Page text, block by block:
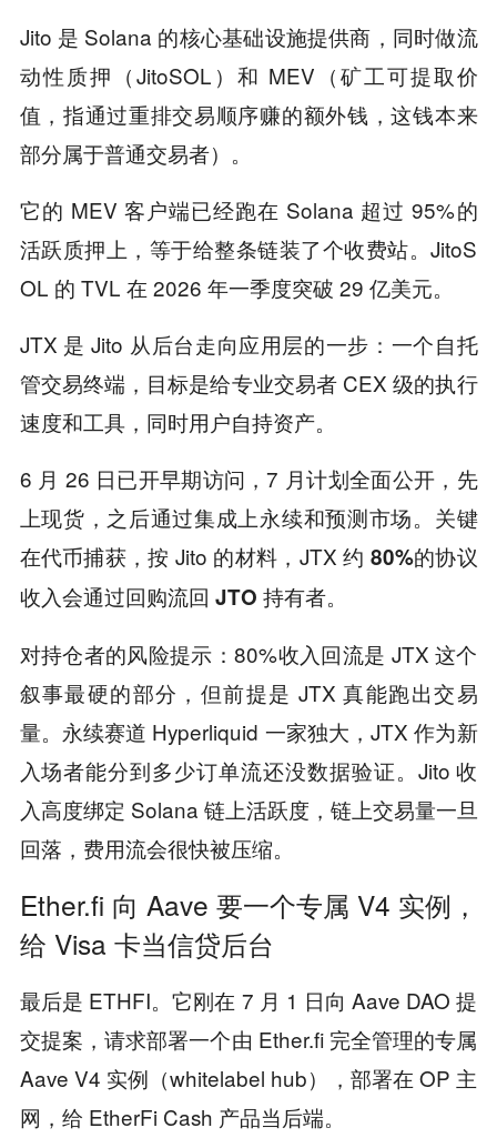
Jito 是 Solana 的核心基础设施提供商，同时做流
动性质押（JitoSOL）和 MEV（矿工可提取价
值，指通过重排交易顺序赚的额外钱，这钱本来
部分属于普通交易者）。
它的 MEV 客户端已经跑在 Solana 超过 95%的
活跃质押上，等于给整条链装了个收费站。JitoS
OL 的 TVL 在 2026 年一季度突破 29 亿美元。
JTX 是 Jito 从后台走向应用层的一步：一个自托
管交易终端，目标是给专业交易者 CEX 级的执行
速度和工具，同时用户自持资产。
6 月 26 日已开早期访问，7 月计划全面公开，先
上现货，之后通过集成上永续和预测市场。关键
在代币捕获，按 Jito 的材料，JTX 约 80%的协议
收入会通过回购流回 JTO 持有者。
对持仓者的风险提示：80%收入回流是 JTX 这个
叙事最硬的部分，但前提是 JTX 真能跑出交易
量。永续赛道 Hyperliquid 一家独大，JTX 作为新
入场者能分到多少订单流还没数据验证。Jito 收
入高度绑定 Solana 链上活跃度，链上交易量一旦
回落，费用流会很快被压缩。
Ether.fi 向 Aave 要一个专属 V4 实例，
给 Visa 卡当信贷后台
最后是 ETHFI。它刚在 7 月 1 日向 Aave DAO 提
交提案，请求部署一个由 Ether.fi 完全管理的专属
Aave V4 实例（whitelabel hub），部署在 OP 主
网，给 EtherFi Cash 产品当后端。